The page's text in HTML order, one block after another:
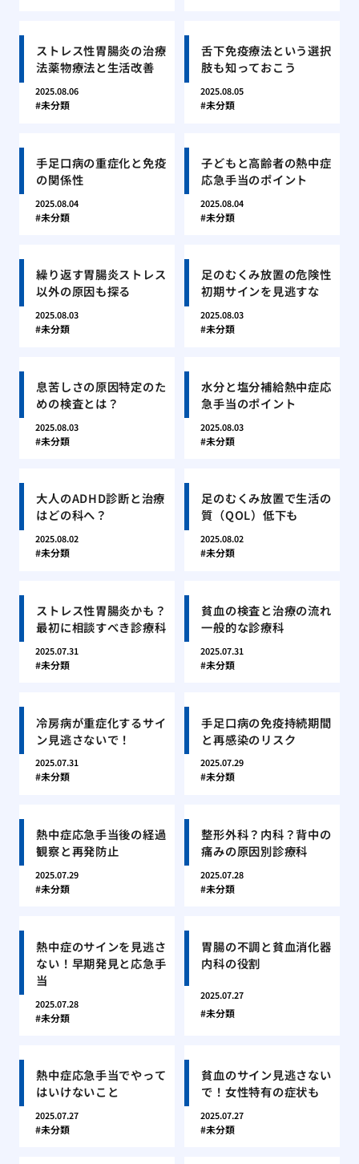
ストレス性胃腸炎の治療
法薬物療法と生活改善
2025.08.06
未分類
舌下免疫療法という選択
肢も知っておこう
2025.08.05
未分類
手足口病の重症化と免疫
の関係性
2025.08.04
未分類
子どもと高齢者の熱中症
応急手当のポイント
2025.08.04
未分類
繰り返す胃腸炎ストレス
以外の原因も探る
2025.08.03
未分類
足のむくみ放置の危険性
初期サインを見逃すな
2025.08.03
未分類
息苦しさの原因特定のた
めの検査とは？
2025.08.03
未分類
水分と塩分補給熱中症応
急手当のポイント
2025.08.03
未分類
大人のADHD診断と治療
はどの科へ？
2025.08.02
未分類
足のむくみ放置で生活の
質（QOL）低下も
2025.08.02
未分類
ストレス性胃腸炎かも？
最初に相談すべき診療科
2025.07.31
未分類
貧血の検査と治療の流れ
一般的な診療科
2025.07.31
未分類
冷房病が重症化するサイ
ン見逃さないで！
2025.07.31
未分類
手足口病の免疫持続期間
と再感染のリスク
2025.07.29
未分類
熱中症応急手当後の経過
観察と再発防止
2025.07.29
未分類
整形外科？内科？背中の
痛みの原因別診療科
2025.07.28
未分類
熱中症のサインを見逃さ
ない！早期発見と応急手
当
2025.07.28
未分類
胃腸の不調と貧血消化器
内科の役割
2025.07.27
未分類
熱中症応急手当でやって
はいけないこと
2025.07.27
未分類
貧血のサイン見逃さない
で！女性特有の症状も
2025.07.27
未分類